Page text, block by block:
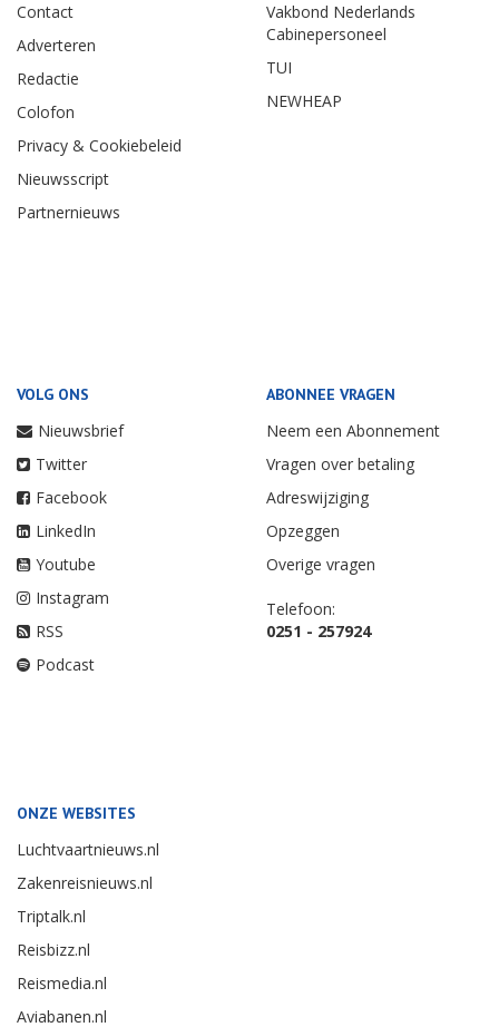
Contact
Adverteren
Redactie
Colofon
Privacy & Cookiebeleid
Nieuwsscript
Partnernieuws
Vakbond Nederlands
Cabinepersoneel
TUI
NEWHEAP
VOLG ONS
Nieuwsbrief
Twitter
Facebook
LinkedIn
Youtube
Instagram
RSS
Podcast
ABONNEE VRAGEN
Neem een Abonnement
Vragen over betaling
Adreswijziging
Opzeggen
Overige vragen
Telefoon:
0251 - 257924
ONZE WEBSITES
Luchtvaartnieuws.nl
Zakenreisnieuws.nl
Triptalk.nl
Reisbizz.nl
Reismedia.nl
Aviabanen.nl